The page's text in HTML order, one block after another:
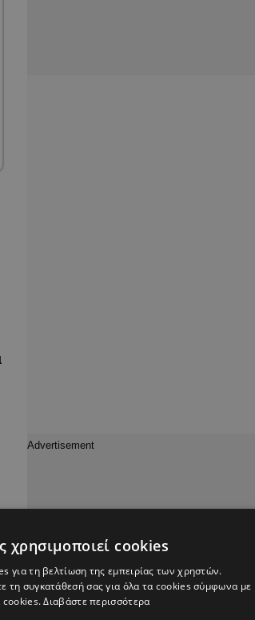
χρησιμοποιεί cookies
για τη βελτίωση της εμπειρίας των χρηστών.
τη συγκατάθεσή σας για όλα τα cookies σύμφωνα με
cookies.Διαβάστε περισσότερα